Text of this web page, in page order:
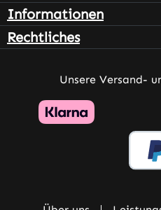
Informationen
Rechtliches
Unsere Versand-